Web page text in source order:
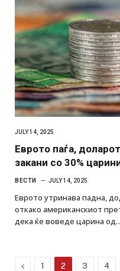
JULY 14, 2025
Еврото паѓа,
закани со 30%
ВЕСТИ JULY 14, 2025
Еврото утринава падна,
откако американскиот
дека ќе воведе царина
Previous
1 2 3 4